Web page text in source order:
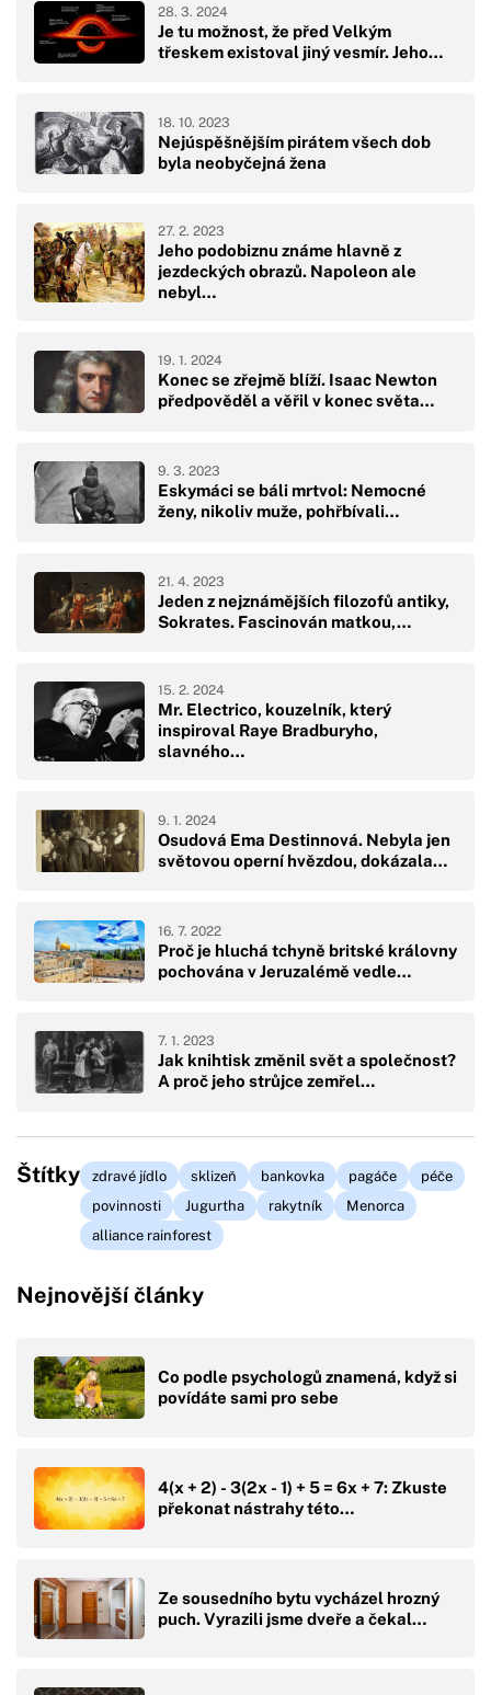
Je tu možnost, že před Velkým
třeskem existoval jiný vesmír. Jeho…
28. 3. 2024
Nejúspěšnějším pirátem všech dob
byla neobyčejná žena
18. 10. 2023
Jeho podobiznu známe hlavně z
jezdeckých obrazů. Napoleon ale
nebyl…
27. 2. 2023
Konec se zřejmě blíží. Isaac Newton
předpověděl a věřil v konec světa…
19. 1. 2024
Eskymáci se báli mrtvol: Nemocné
ženy, nikoliv muže, pohřbívali…
9. 3. 2023
Jeden z nejznámějších filozofů antiky,
Sokrates. Fascinován matkou,…
21. 4. 2023
Mr. Electrico, kouzelník, který
inspiroval Raye Bradburyho,
slavného…
15. 2. 2024
Osudová Ema Destinnová. Nebyla jen
světovou operní hvězdou, dokázala…
9. 1. 2024
Proč je hluchá tchyně britské královny
pochována v Jeruzalémě vedle…
16. 7. 2022
Jak knihtisk změnil svět a společnost?
A proč jeho strůjce zemřel…
7. 1. 2023
Štítky zdravé jídlo sklizeň bankovka pagáče
péče
povinnosti
Jugurtha rakytník
Menorca
alliance rainforest
Nejnovější články
Co podle psychologů znamená, když si
povídáte sami pro sebe
4(x + 2) - 3(2x - 1) + 5 = 6x + 7: Zkuste
překonat nástrahy této…
Ze sousedního bytu vycházel hrozný
puch. Vyrazili jsme dveře a čekal…